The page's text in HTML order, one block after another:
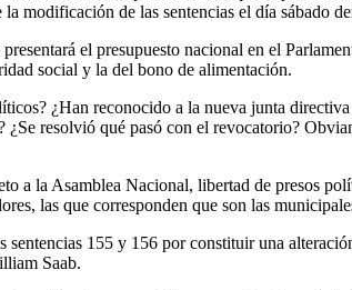
modificación de las sentencias el día sábado
el presupuesto nacional en el
social y la del bono de alimentación.
¿Han reconocido a la nueva junta
resolvió qué pasó con el revocatorio?
a la Asamblea Nacional, libertad de presos
las que corresponden que son las
155 y 156 por constituir una
Saab.